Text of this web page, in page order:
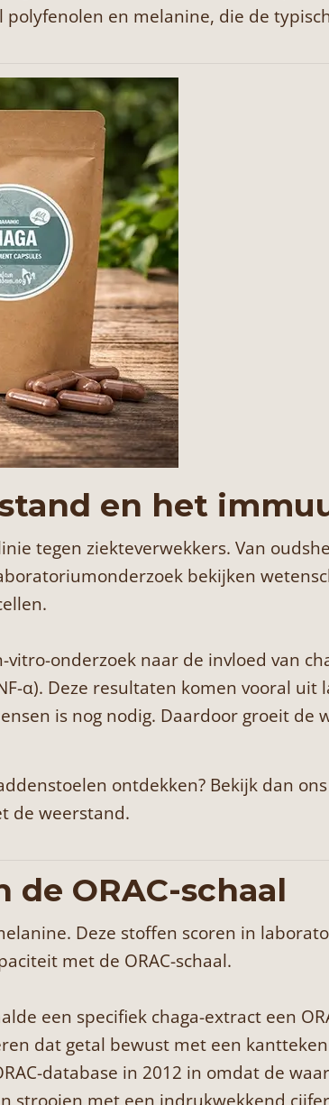
en melanine, die de
en het
tegen ziekteverwekkers. Van
bekijken
onderzoek naar de invloed van
α). Deze resultaten komen vooral
is nog nodig. Daardoor groeit de
ontdekken? Bekijk dan ons
de weerstand.
ORAC-schaal
Deze stoffen scoren in
met de ORAC-schaal.
een specifiek chaga-extract een
dat getal bewust met een
database in 2012 in omdat de
strooien met een indrukwekkend